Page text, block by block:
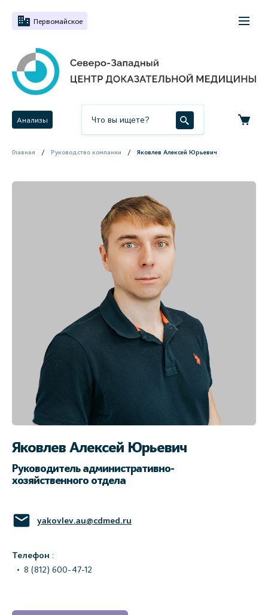
Первомайское
Анализы
Главная Руководство компании Яковлев Алексей Юрьевич
Яковлев Алексей Юрьевич
Руководитель административно-
хозяйственного отдела
yakovlev.au@cdmed.ru
Телефон :
8 (812) 600-47-12